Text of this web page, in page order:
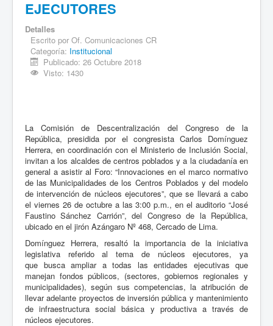
EJECUTORES
Detalles
Escrito por Of. Comunicaciones CR
Categoría: Institucional
Publicado: 26 Octubre 2018
Visto: 1430
La Comisión de Descentralización del Congreso de la
República, presidida por el congresista Carlos Domínguez
Herrera, en coordinación con el Ministerio de Inclusión Social,
invitan a los alcaldes de centros poblados y a la ciudadanía en
general a asistir al Foro: “Innovaciones en el marco normativo
de las Municipalidades de los Centros Poblados y del modelo
de intervención de núcleos ejecutores”, que se llevará a cabo
el viernes 26 de octubre a las 3:00 p.m., en el auditorio “José
Faustino Sánchez Carrión”, del Congreso de la República,
ubicado en el jirón Azángaro Nº 468, Cercado de Lima.
Domínguez Herrera, resaltó la importancia de la iniciativa
legislativa referido al tema de núcleos ejecutores, ya
que busca ampliar a todas las entidades ejecutivas que
manejan fondos públicos, (sectores, gobiernos regionales y
municipalidades), según sus competencias, la atribución de
llevar adelante proyectos de inversión pública y mantenimiento
de infraestructura social básica y productiva a través de
núcleos ejecutores.